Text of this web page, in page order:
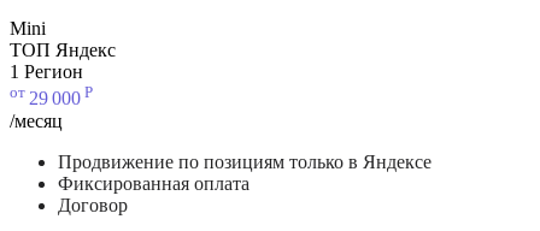
Mini
ТОП Яндекс
1 Регион
от 29000 Р
/месяц
Продвижение по позициям только в Яндексе
Фиксированная оплата
Договор